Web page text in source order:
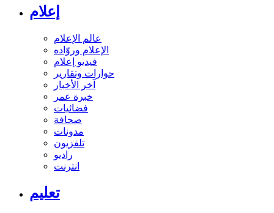
إعلام
عالم الإعلام
الإعلام وروّاده
فيديو إعلام
حوارات وتقارير
آخر الأخبار
خبرة عمر
فضائيات
صحافة
مدونات
تلفزيون
راديو
انترنت
تعليم